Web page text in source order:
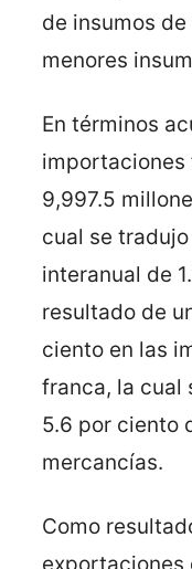
de insumos
menores
En términos
importaciones
9,997.5
cual se
interanual de
resultado de
ciento en las
franca, la cual
5.6 por ciento
mercancías.
Como